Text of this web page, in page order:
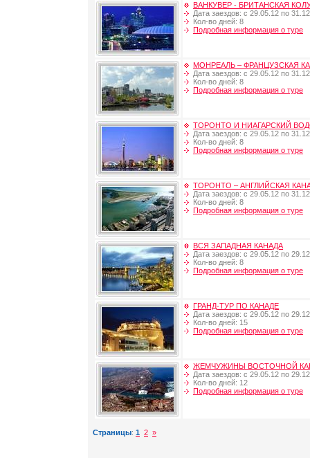
ВАНКУВЕР - БРИТАНСКАЯ
Дата заездов: с 29.05.12 по
Кол-во дней: 8
Подробная информация о туре
МОНРЕАЛЬ – ФРАНЦУЗСКАЯ
Дата заездов: с 29.05.12 по
Кол-во дней: 8
Подробная информация о туре
ТОРОНТО И НИАГАРСКИЙ
Дата заездов: с 29.05.12 по
Кол-во дней: 8
Подробная информация о туре
ТОРОНТО – АНГЛИЙСКАЯ
Дата заездов: с 29.05.12 по
Кол-во дней: 8
Подробная информация о туре
ВСЯ ЗАПАДНАЯ КАНАДА
Дата заездов: с 29.05.12 по
Кол-во дней: 8
Подробная информация о туре
ГРАНД-ТУР ПО КАНАДЕ
Дата заездов: с 29.05.12 по
Кол-во дней: 15
Подробная информация о туре
ЖЕМЧУЖИНЫ ВОСТОЧНОЙ
Дата заездов: с 29.05.12 по
Кол-во дней: 12
Подробная информация о туре
Страницы: 1 2 »